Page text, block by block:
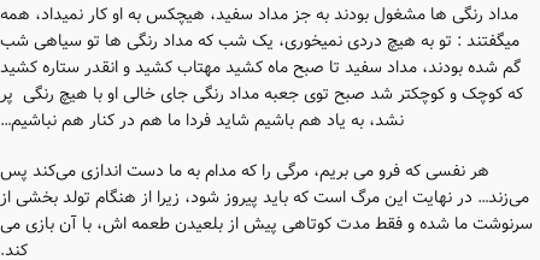
مداد رنگی ها مشغول بودند به جز مداد سفید، هیچکس به او کار نمیداد، همه
میگفتند : تو به هیچ دردی نمیخوری، یک شب که مداد رنگی ها تو سیاهی شب
گم شده بودند، مداد سفید تا صبح ماه کشید مهتاب کشید و انقدر ستاره کشید
که کوچک و کوچکتر شد صبح توی جعبه مداد رنگی جای خالی او با هیچ رنگی پر
نشد، به یاد هم باشیم شاید فردا ما هم در کنار هم نباشیم…
هر نفسی که فرو می‌ بریم، مرگی را که مدام به ما دست‌ اندازی می‌کند پس
می‌زند… در نهایت این مرگ است که باید پیروز شود، زیرا از هنگام تولد بخشی از
سرنوشت ما شده و فقط مدت کوتاهی پیش از بلعیدن طعمه اش، با آن بازی می
کند.